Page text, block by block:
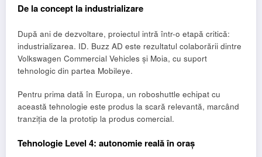
De la concept la industrializare
După ani de dezvoltare, proiectul intră într-o etapă critică:
industrializarea. ID. Buzz AD este rezultatul colaborării dintre
Volkswagen Commercial Vehicles și Moia, cu suport
tehnologic din partea Mobileye.
Pentru prima dată în Europa, un roboshuttle echipat cu
această tehnologie este produs la scară relevantă, marcând
tranziția de la prototip la produs comercial.
Tehnologie Level 4: autonomie reală în oraș